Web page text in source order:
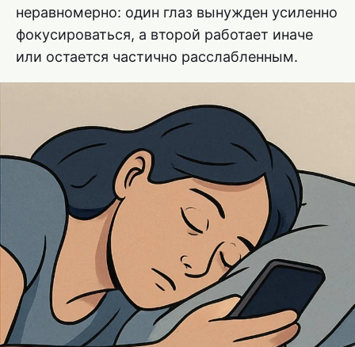
неравномерно: один глаз вынужден усиленно
фокусироваться, а второй работает иначе
или остается частично расслабленным.